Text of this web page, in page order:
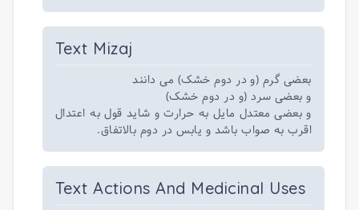
Text Mizaj
بعضی گرم (و در دوم خشک) می دانند
و بعضی سرد (و در دوم خشک)
و بعضی معتدل مایل به حرارت و شاید قول به اعتدال
اقرب به صواب باشد و یابس در دوم بالاتفاق.
Text Actions And Medicinal Uses